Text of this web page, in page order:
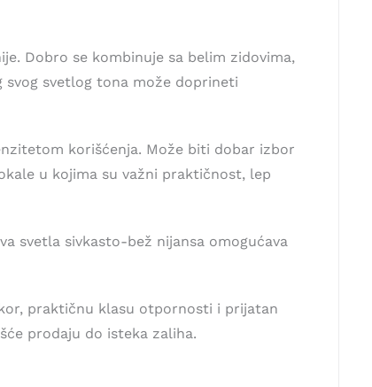
Dobro se kombinuje sa belim zidovima,
svetlog tona može doprineti
korišćenja. Može biti dobar izbor
u kojima su važni praktičnost, lep
svetla sivkasto-bež nijansa omogućava
praktičnu klasu otpornosti i prijatan
prodaju do isteka zaliha.